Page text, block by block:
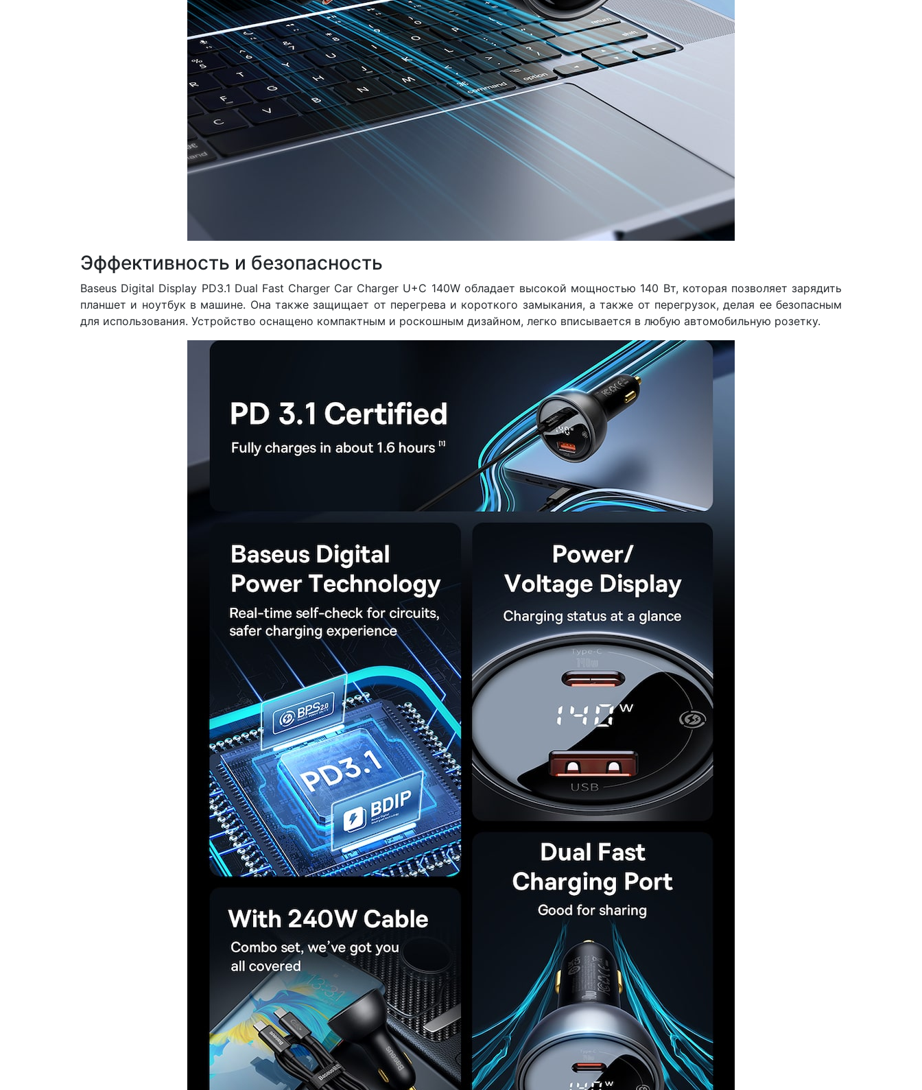
Эффективность и безопасность
Baseus Digital Display PD3.1 Dual Fast Charger Car Charger U+C 140Wобладает высокой мощностью 140 Вт, которая позволяет зарядить
планшет и ноутбук в машине. Она также защищает от перегрева и короткого замыкания, а также от перегрузок, делая ее безопасным
для использования. Устройство оснащено компактным и роскошным дизайном, легко вписывается в любую автомобильную розетку.